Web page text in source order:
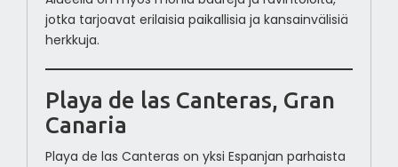
jotka tarjoavat erilaisia paikallisia ja kansainvälisiä
herkkuja.
Playa de las Canteras, Gran
Canaria
Playa de las Canteras on yksi Espanjan parhaista